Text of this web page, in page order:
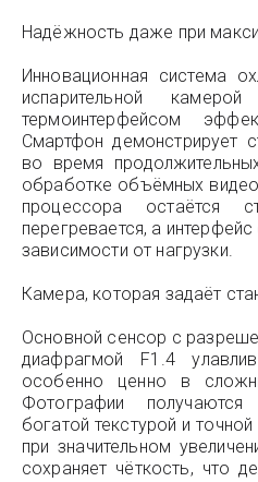
Надёжность даже при
Инновационная система
испарительной
термоинтерфейсом
Смартфон демонстрирует
во время
обработке объёмных
процессора остаётся
перегревается, а
зависимости от нагрузки.
Камера, которая задаёт
Основной сенсор с
диафрагмой F1.4
особенно ценно в
Фотографии получаются
богатой текстурой и
при значительном
сохраняет чёткость, что